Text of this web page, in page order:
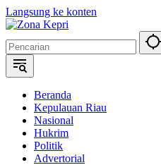
Langsung ke konten
Beranda
Kepulauan Riau
Nasional
Hukrim
Politik
Advertorial